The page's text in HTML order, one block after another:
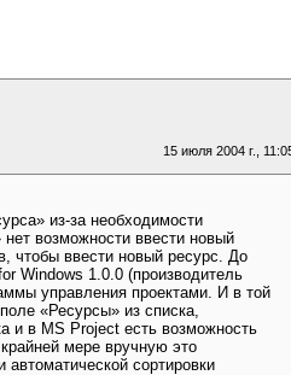
15 июля 2004 г.,
из-за необходимости
возможности ввести новый
чтобы ввести новый ресурс. До
Windows 1.0.0 (производитель
управления проектами. И в той
«Ресурсы» из списка,
и в MS Project есть возможность
мере вручную это
сортировки